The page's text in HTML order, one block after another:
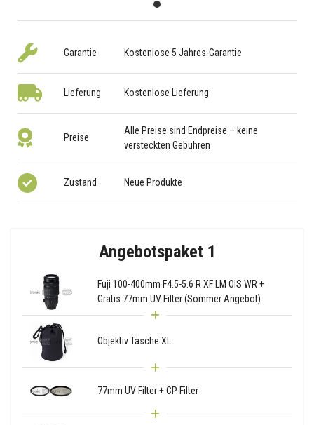
Garantie Kostenlose 5 Jahres-Garantie
Lieferung Kostenlose Lieferung
Preise
Alle Preise sind Endpreise – keine
versteckten Gebühren
Zustand Neue Produkte
Angebotspaket 1
Fuji 100-400mm F4.5-5.6 R XF LM OIS WR +
Gratis 77mm UV Filter (Sommer Angebot)
Objektiv Tasche XL
77mm UV Filter + CP Filter